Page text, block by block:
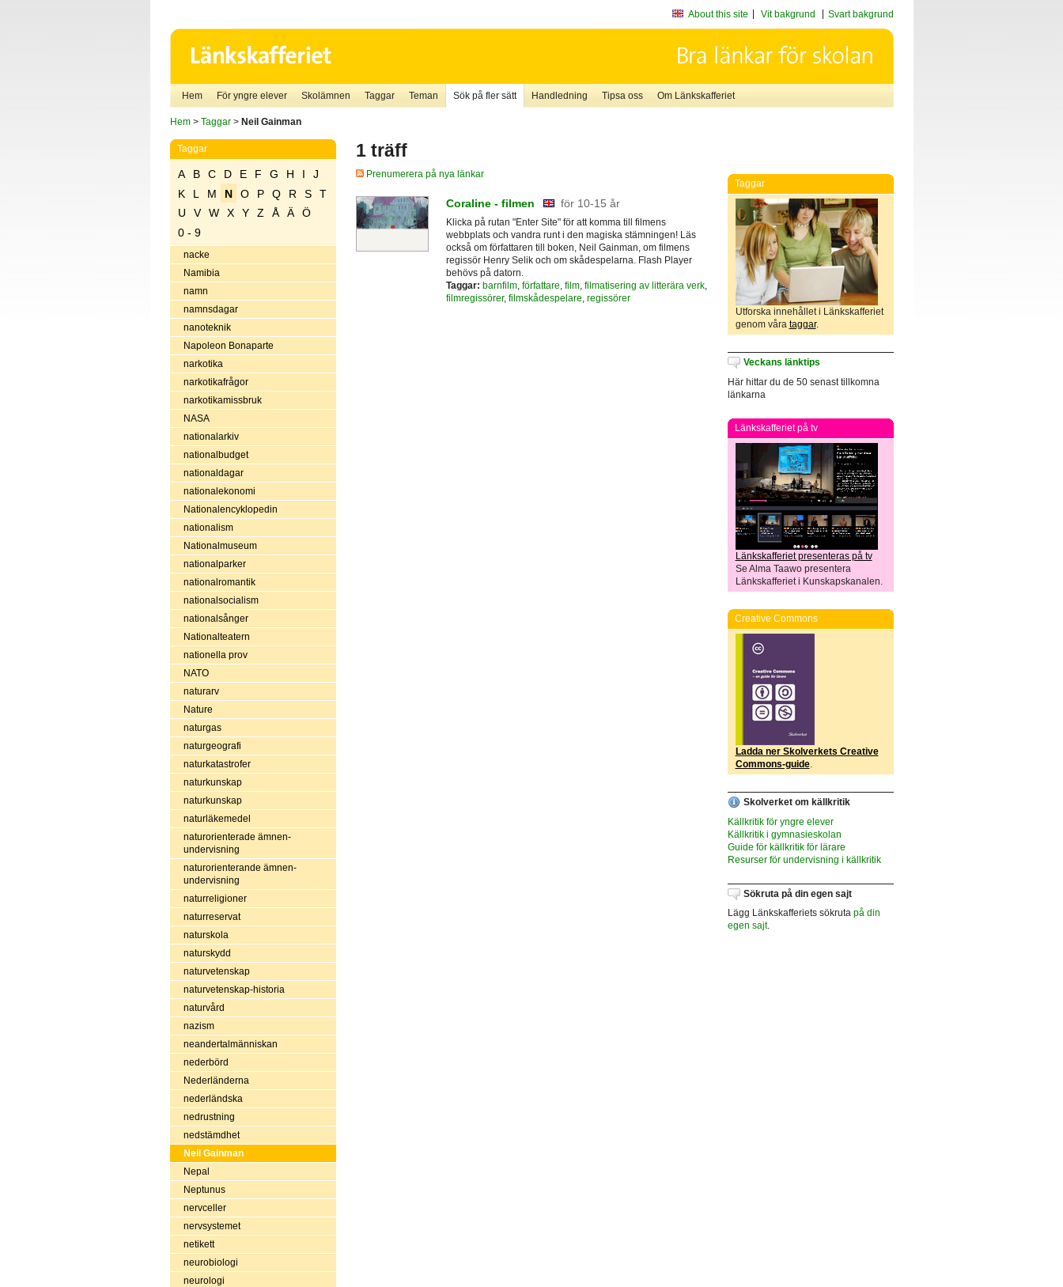
About this site Vit bakgrund Svart bakgrund
Hem För yngre elever Skolämnen Taggar Teman Sök på fler sätt Handledning Tipsa oss Om Länkskafferiet
Hem> Taggar> Neil Gainman
Taggar
A B C D E F G H I
J
K
L M N O P Q R S
T
U
V W X Y Z Å Ä
Ö
0 - 9
nacke
Namibia
namn
namnsdagar
nanoteknik
Napoleon Bonaparte
narkotika
narkotikafrågor
narkotikamissbruk
NASA
nationalarkiv
nationalbudget
nationaldagar
nationalekonomi
Nationalencyklopedin
nationalism
Nationalmuseum
nationalparker
nationalromantik
nationalsocialism
nationalsånger
Nationalteatern
nationella prov
NATO
naturarv
Nature
naturgas
naturgeografi
naturkatastrofer
naturkunskap
naturkunskap
naturläkemedel
naturorienterade ämnen-
undervisning
naturorienterande ämnen-
undervisning
naturreligioner
naturreservat
naturskola
naturskydd
naturvetenskap
naturvetenskap-historia
naturvård
nazism
neandertalmänniskan
nederbörd
Nederländerna
nederländska
nedrustning
nedstämdhet
Neil Gainman
Nepal
Neptunus
nervceller
nervsystemet
netikett
neurobiologi
neurologi
1 träff
Prenumerera på nya länkar
Coraline - filmen för 10-15 år
Klicka på rutan "Enter Site" för att komma till filmens
webbplats och vandra runt i den magiska stämningen! Läs
också om författaren till boken, Neil Gainman, om filmens
regissör Henry Selik och om skådespelarna. Flash Player
behövs på datorn.
Taggar: barnfilm, författare film, filmatisering av litterära verk,
filmregissörer, filmskådespelare regissörer
Taggar
Utforska innehållet i Länkskafferiet
genom våra taggar.
Veckans länktips
Här hittar du de 50 senast tillkomna
länkarna
Länkskafferiet på tv
Länkskafferiet presenteras på tv
Se Alma Taawo presentera
Länkskafferiet i Kunskapskanalen.
Creative Commons
Ladda ner Skolverkets Creative
Commons-guide.
Skolverket om källkritik
Källkritik för yngre elever
Källkritik i gymnasieskolan
Guide för källkritik för lärare
Resurser för undervisning i källkritik
Sökruta på din egen sajt
Lägg Länkskafferiets sökruta på din
egen sajt.